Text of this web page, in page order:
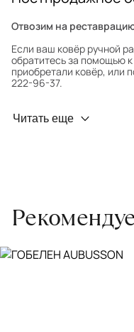
Отвозим на
Если ваш ковёр ручной
обратитесь за помощью
приобретали ковёр, или
222-96-37.
Профилактика износа
заборе ковра экспертом
Читать еще